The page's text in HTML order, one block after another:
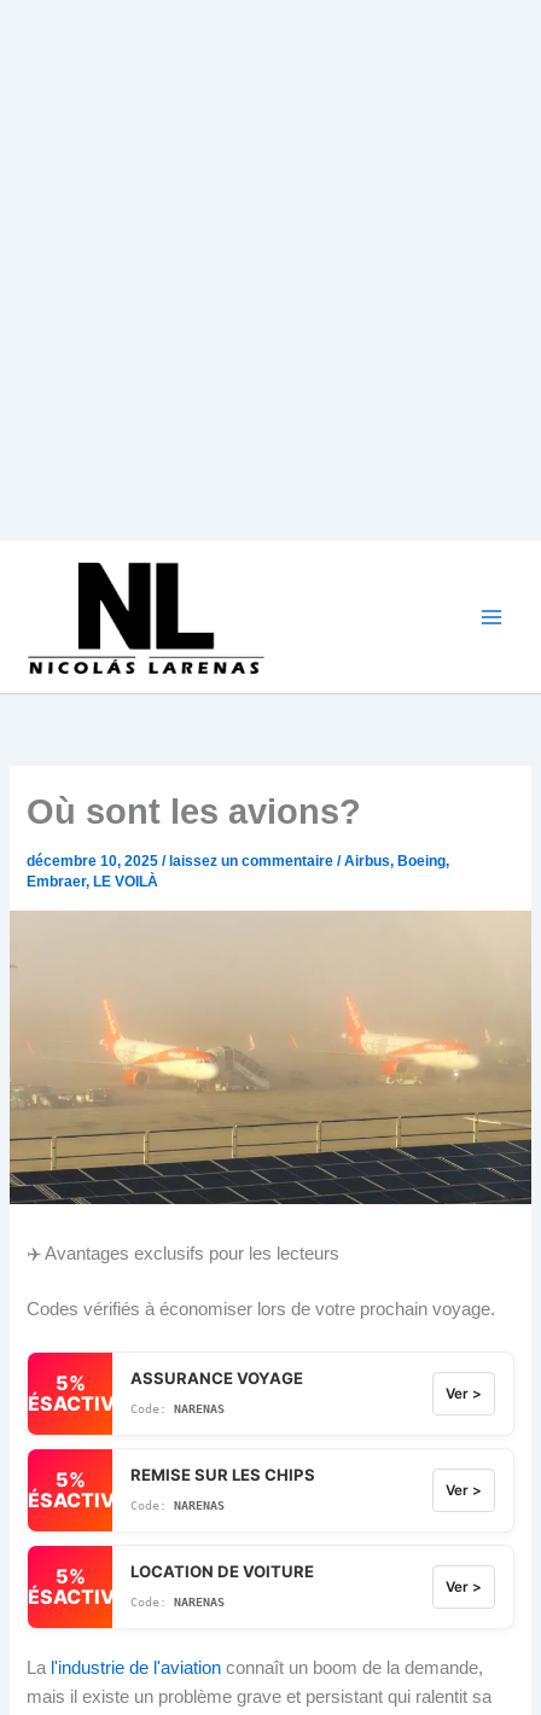
Où sont les avions?
décembre 10, 2025/ laissez un commentaire /Airbus, Boeing,
Embraer, LE VOILÀ
✈️ Avantages exclusifs pour les lecteurs
Codes vérifiés à économiser lors de votre prochain voyage.
5%
DÉSACTIVÉ
ASSURANCE VOYAGE
NARENAS
Ver >
5%
DÉSACTIVÉ
REMISE SUR LES CHIPS
NARENAS
Ver >
5%
DÉSACTIVÉ
LOCATION DE VOITURE
NARENAS
Ver >
La l'industrie de l'aviation connaît un boom de la demande,
mais il existe un problème grave et persistant qui ralentit sa